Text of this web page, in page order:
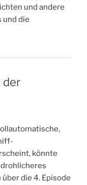
und andere
und die
der
könnte
die 4. Episode